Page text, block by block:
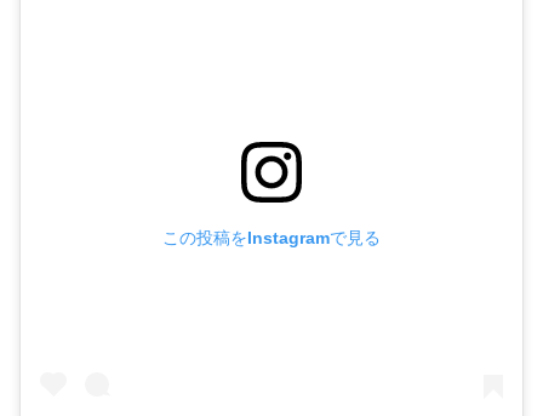
この投稿をInstagramで見る